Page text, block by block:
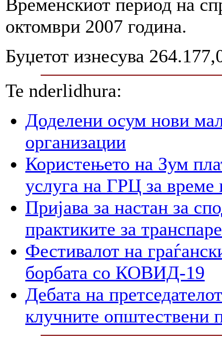
Временскиот период на
октомври 2007 година.
Буџетот изнесува
Te nderlidhura:
Доделени осум нови
организации
Користењето на Зум
услуга на ГРЦ за време
Пријава за настан за
практиките за
Фестивалот на
борбата со КОВИД-19
Дебата на
клучните општествени